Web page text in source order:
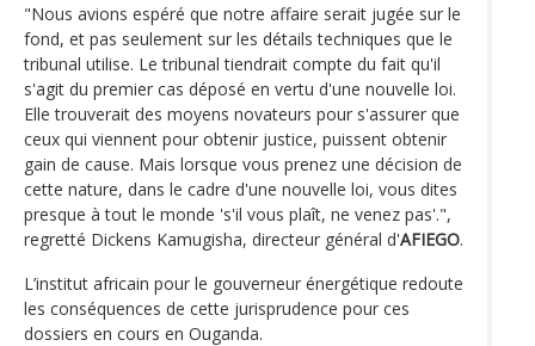
"Nous avions espéré que notre affaire serait jugée sur le
fond, et pas seulement sur les détails techniques que le
tribunal utilise. Le tribunal tiendrait compte du fait qu'il
s'agit du premier cas déposé en vertu d'une nouvelle loi.
Elle trouverait des moyens novateurs pour s'assurer que
ceux qui viennent pour obtenir justice, puissent obtenir
gain de cause. Mais lorsque vous prenez une décision de
cette nature, dans le cadre d'une nouvelle loi, vous dites
presque à tout le monde 's'il vous plaît, ne venez pas'.",
regretté Dickens Kamugisha, directeur général d'AFIEGO.
L’institut africain pour le gouverneur énergétique redoute
les conséquences de cette jurisprudence pour ces
dossiers en cours en Ouganda.